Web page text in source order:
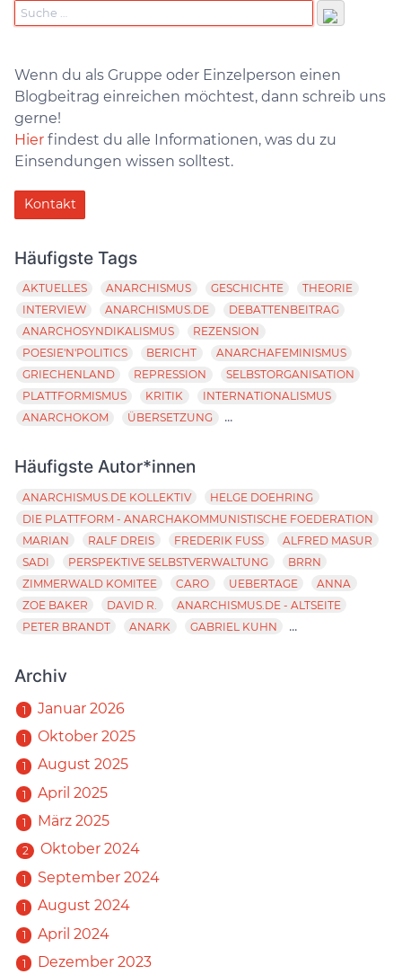
Wenn du als Gruppe oder Einzelperson einen
Blogbeitrag einreichen möchtest, dann schreib uns
gerne!
Hier findest du alle Informationen, was du zu
Einsendungen wissen solltest.
Kontakt
Häufigste Tags
AKTUELLES ANARCHISMUS GESCHICHTE
THEORIE
INTERVIEW
ANARCHISMUS.DE
DEBATTENBEITRAG
ANARCHOSYNDIKALISMUS
REZENSION
POESIE'N'POLITICS
BERICHT
ANARCHAFEMINISMUS
GRIECHENLAND
REPRESSION
SELBSTORGANISATION
PLATTFORMISMUS
KRITIK
INTERNATIONALISMUS
ANARCHOKOM
ÜBERSETZUNG ...
Häufigste Autor*innen
ANARCHISMUS.DE KOLLEKTIV
HELGE DOEHRING
DIE PLATTFORM - ANARCHAKOMMUNISTISCHE FOEDERATION
MARIAN
RALF DREIS FREDERIK FUSS
ALFRED MASUR
SADI
PERSPEKTIVE SELBSTVERWALTUNG
BRRN
ZIMMERWALD KOMITEE
CARO UEBERTAGE
ANNA
ZOE BAKER
DAVID R.
ANARCHISMUS.DE - ALTSEITE
PETER BRANDT
ANARK GABRIEL KUHN ...
Archiv
1 Januar 2026
1 Oktober 2025
1 August 2025
1 April 2025
1 März 2025
2 Oktober 2024
1 September 2024
1 August 2024
1 April 2024
1 Dezember 2023